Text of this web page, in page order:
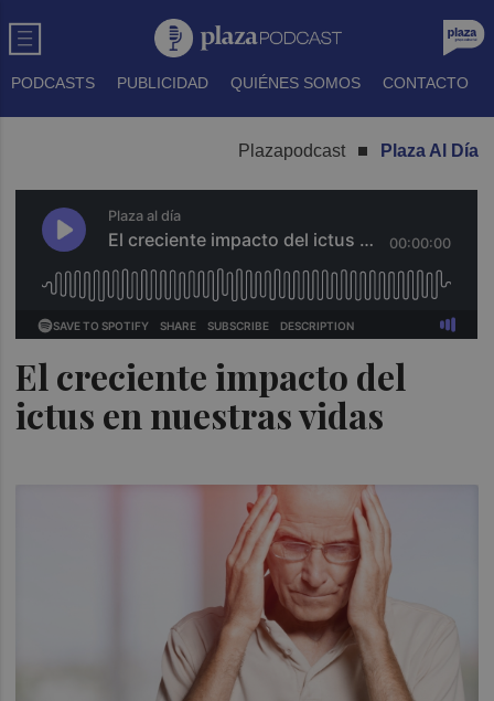
PODCASTS PUBLICIDAD QUIÉNES SOMOS CONTACTO
Plazapodcast Plaza Al Día
El creciente impacto del
ictus en nuestras vidas